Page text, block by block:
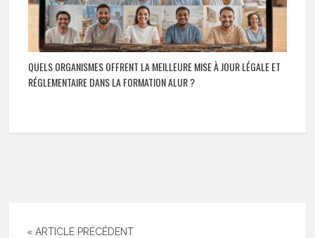
QUELS ORGANISMES OFFRENT LA MEILLEURE MISE À JOUR LÉGALE ET
RÉGLEMENTAIRE DANS LA FORMATION ALUR ?
« ARTICLE PRÉCÉDENT